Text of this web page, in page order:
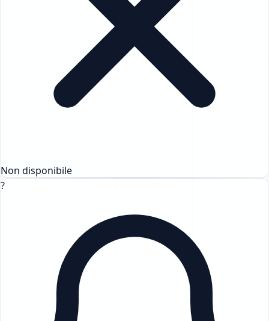
Non disponibile
?